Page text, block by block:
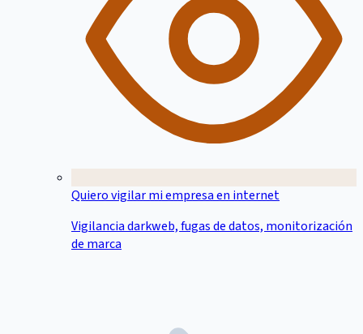
Quiero vigilar mi empresa en internet
Vigilancia darkweb, fugas de datos, monitorización
de marca